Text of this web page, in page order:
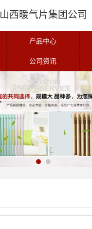
山西暖气片集团公司
产品中心
公司资讯